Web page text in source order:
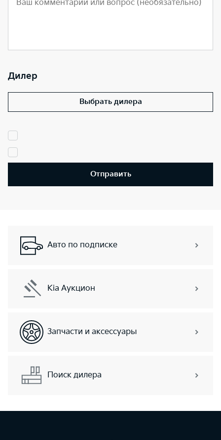
Дилер
Выбрать дилера
Отправить
Авто по подписке
Kia Аукцион
Запчасти и аксессуары
Поиск дилера